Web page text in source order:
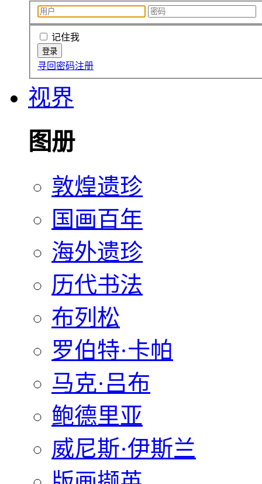
记住我
寻回密码注册
视界
图册
敦煌遗珍
国画百年
海外遗珍
历代书法
布列松
罗伯特·卡帕
马克·吕布
鲍德里亚
威尼斯·伊斯兰